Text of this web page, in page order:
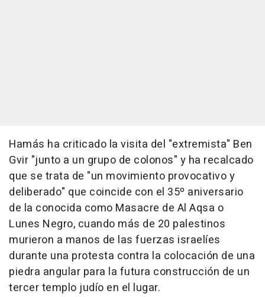
Hamás ha criticado la visita del "extremista" Ben
Gvir "junto a un grupo de colonos" y ha recalcado
que se trata de "un movimiento provocativo y
deliberado" que coincide con el 35º aniversario
de la conocida como Masacre de Al Aqsa o
Lunes Negro, cuando más de 20 palestinos
murieron a manos de las fuerzas israelíes
durante una protesta contra la colocación de una
piedra angular para la futura construcción de un
tercer templo judío en el lugar.